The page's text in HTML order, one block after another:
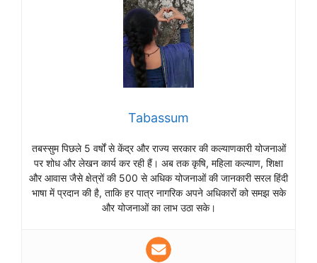
Tabassum
तबस्सुम पिछले 5 वर्षों से केंद्र और राज्य सरकार की कल्याणकारी योजनाओं
पर शोध और लेखन कार्य कर रही हैं। अब तक कृषि, महिला कल्याण, शिक्षा
और आवास जैसे क्षेत्रों की 500 से अधिक योजनाओं की जानकारी सरल हिंदी
भाषा में प्रदान की है, ताकि हर पात्र नागरिक अपने अधिकारों को समझ सके
और योजनाओं का लाभ उठा सके।